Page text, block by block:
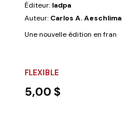
Éditeur: Iadpa
Auteur: Carlos A.
Une nouvelle édition en
FLEXIBLE
5,00 $